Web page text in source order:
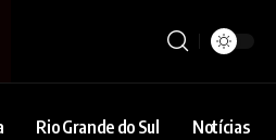
Rio Grande do Sul Notícias